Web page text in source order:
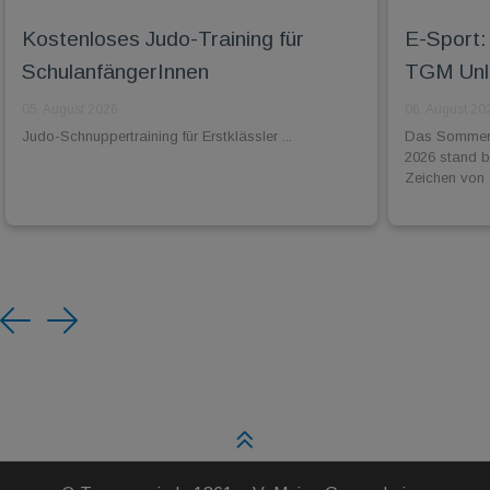
Kostenloses Judo-Training für
SchulanfängerInnen
Judo-Schnuppertraining für Erstklässler ...
E-Sport:
TGM
Das
2026 stand
Zeichen von
Previous
Next